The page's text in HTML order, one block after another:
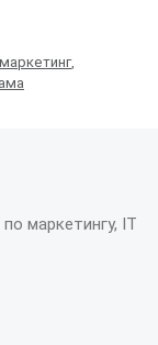
,
маркетингу, IT